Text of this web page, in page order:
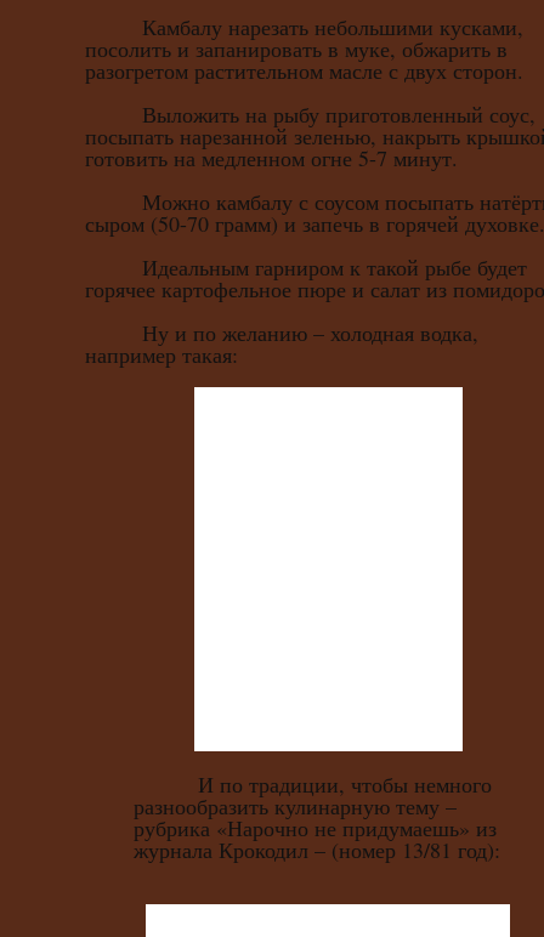
Камбалу нарезать небольшими кусками,
посолить и запанировать в муке, обжарить в
разогретом растительном масле с двух сторон.
Выложить на рыбу приготовленный соус,
посыпать нарезанной зеленью, накрыть
готовить на медленном огне 5-7 минут.
Можно камбалу с соусом посыпать
сыром (50-70 грамм) и запечь в горячей духовке.
Идеальным гарниром к такой рыбе будет
горячее картофельное пюре и салат из
Ну и по желанию – холодная водка,
например такая:
И по традиции, чтобы немного
разнообразить кулинарную тему –
рубрика «Нарочно не придумаешь» из
журнала Крокодил – (номер 13/81 год):